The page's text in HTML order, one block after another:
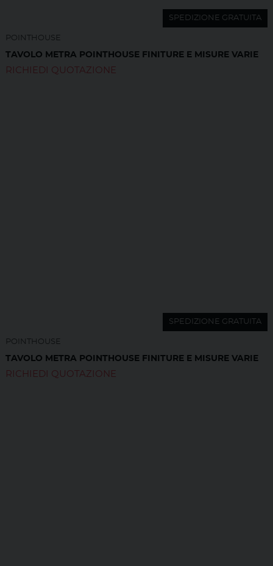
SPEDIZIONE GRATUITA
POINTHOUSE
TAVOLO METRA POINTHOUSE FINITURE E MISURE VARIE
RICHIEDI QUOTAZIONE
SPEDIZIONE GRATUITA
POINTHOUSE
TAVOLO METRA POINTHOUSE FINITURE E MISURE VARIE
RICHIEDI QUOTAZIONE